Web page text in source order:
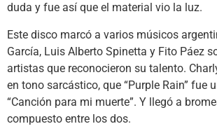
duda y fue así que el material vio la luz.
Este disco marcó a varios músicos
García, Luis Alberto Spinetta y Fito Páez
artistas que reconocieron su talento.
en tono sarcástico, que “Purple Rain” fue
“Canción para mi muerte”. Y llegó a
compuesto entre los dos.